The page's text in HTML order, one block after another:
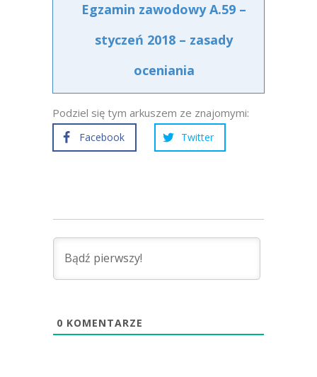
Egzamin zawodowy A.59 –
styczeń 2018 – zasady
oceniania
Podziel się tym arkuszem ze znajomymi:
Facebook Twitter
0 KOMENTARZE